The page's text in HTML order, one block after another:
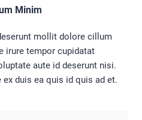
Minim
mollit dolore cillum
irure tempor cupidatat
aute id deserunt nisi.
duis ea quis id quis ad et.